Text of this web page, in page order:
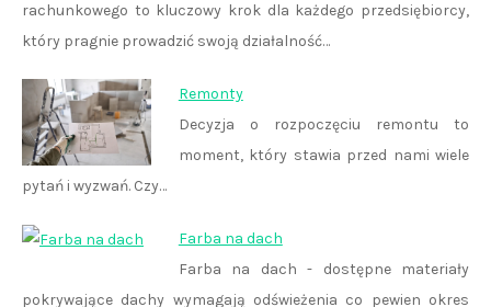
rachunkowego to kluczowy krok dla każdego przedsiębiorcy,
który pragnie prowadzić swoją działalność…
Remonty
Decyzja o rozpoczęciu remontu to
moment, który stawia przed nami wiele
pytań i wyzwań. Czy…
Farba na dach
Farba na dach - dostępne materiały
pokrywające dachy wymagają odświeżenia co pewien okres